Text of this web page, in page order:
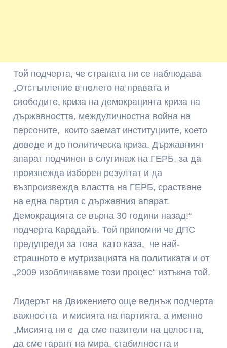
Той подчерта, че страната ни се наблюдава
„Отстъпление в полето на правата и
свободите, криза на демокрацията криза на
държавността, междуличностна война на
персоните, които заемат институциите, което
доведе и до политическа криза. Държавният
апарат подчинен в слугинаж на ГЕРБ, за да
произвежда изборен резултат и да
възпроизвежда властта на ГЕРБ, срастване
на една партия с държавния апарат.
Демокрацията се върна 30 години назад!“
подчерта Карадайъ. Той припомни че ДПС
предупреди за това като каза, че най-
страшното е мутризацията на политиката и от
„2009 изобличаваме този процес“ изтъкна той.
Лидерът на Движението още веднъж подчерта
важността и мисията на партията, а именно
„Мисията ни е да сме пазители на целостта,
да сме гарант на мира, стабилността и